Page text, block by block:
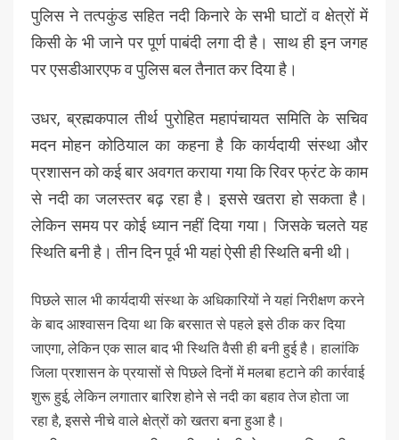
पुलिस ने तत्पकुंड सहित नदी किनारे के सभी घाटों व क्षेत्रों में
किसी के भी जाने पर पूर्ण पाबंदी लगा दी है। साथ ही इन जगह
पर एसडीआरएफ व पुलिस बल तैनात कर दिया है।
उधर, ब्रह्मकपाल तीर्थ पुरोहित महापंचायत समिति के सचिव
मदन मोहन कोठियाल का कहना है कि कार्यदायी संस्था और
प्रशासन को कई बार अवगत कराया गया कि रिवर फ्रंट के काम
से नदी का जलस्तर बढ़ रहा है। इससे खतरा हो सकता है।
लेकिन समय पर कोई ध्यान नहीं दिया गया। जिसके चलते यह
स्थिति बनी है। तीन दिन पूर्व भी यहां ऐसी ही स्थिति बनी थी।
पिछले साल भी कार्यदायी संस्था के अधिकारियों ने यहां निरीक्षण करने
के बाद आश्वासन दिया था कि बरसात से पहले इसे ठीक कर दिया
जाएगा, लेकिन एक साल बाद भी स्थिति वैसी ही बनी हुई है। हालांकि
जिला प्रशासन के प्रयासों से पिछले दिनों में मलबा हटाने की कार्रवाई
शुरू हुई, लेकिन लगातार बारिश होने से नदी का बहाव तेज होता जा
रहा है, इससे नीचे वाले क्षेत्रों को खतरा बना हुआ है।